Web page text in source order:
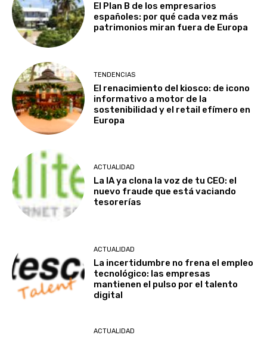
El Plan B de los empresarios
españoles: por qué cada vez más
patrimonios miran fuera de Europa
TENDENCIAS
El renacimiento del kiosco: de icono
informativo a motor de la
sostenibilidad y el retail efímero en
Europa
ACTUALIDAD
La IA ya clona la voz de tu CEO: el
nuevo fraude que está vaciando
tesorerías
ACTUALIDAD
La incertidumbre no frena el empleo
tecnológico: las empresas
mantienen el pulso por el talento
digital
ACTUALIDAD